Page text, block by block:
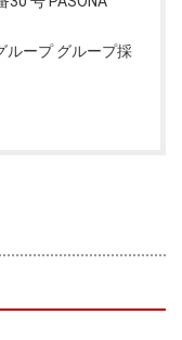
ループ グループ採